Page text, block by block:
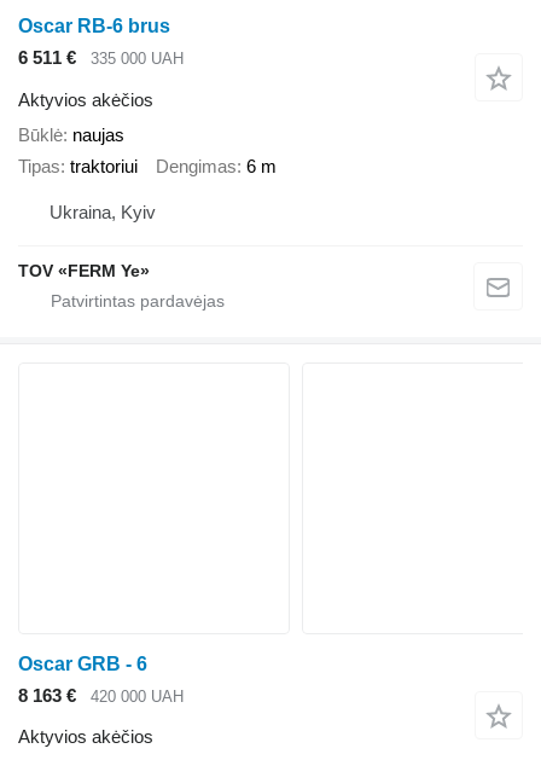
Oscar RB-6 brus
6 511 €
335 000 UAH
Aktyvios akėčios
Būklė naujas
Tipas traktoriui Dengimas 6 m
Ukraina, Kyiv
TOV «FERM Ye»
Oscar GRB - 6
8 163 €
420 000 UAH
Aktyvios akėčios